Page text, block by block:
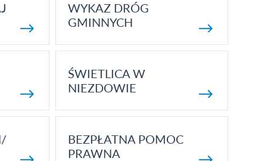
WYKAZ DRÓG
GMINNYCH
ŚWIETLICA W
NIEZDOWIE
BEZPŁATNA POMOC
PRAWNA